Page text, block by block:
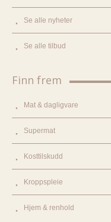
Se alle nyheter
Se alle tilbud
Finn frem
Mat & dagligvare
Supermat
Kosttilskudd
Kroppspleie
Hjem & renhold